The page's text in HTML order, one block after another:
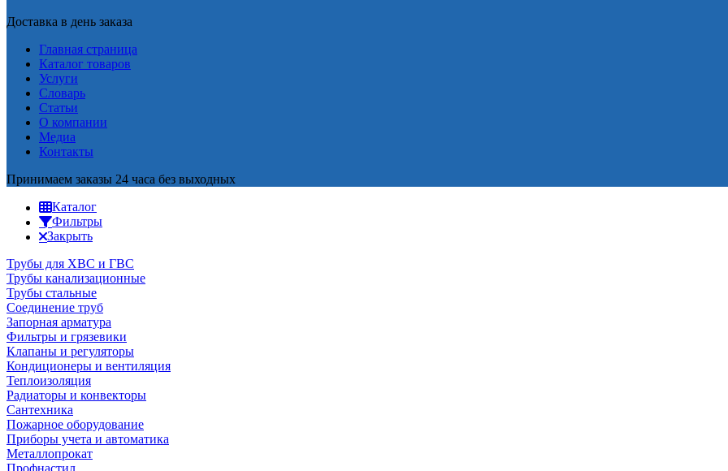
Доставка в день заказа
Главная страница
Каталог товаров
Услуги
Словарь
Статьи
О компании
Медиа
Контакты
Принимаем заказы 24 часа без выходных
Каталог
Фильтры
Закрыть
Трубы для ХВС и ГВС
Трубы канализационные
Трубы стальные
Соединение труб
Запорная арматура
Фильтры и грязевики
Клапаны и регуляторы
Кондиционеры и вентиляция
Теплоизоляция
Радиаторы и конвекторы
Сантехника
Пожарное оборудование
Приборы учета и автоматика
Металлопрокат
Профнастил